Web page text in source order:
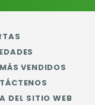
VENDIDOS
DEL SITIO WEB